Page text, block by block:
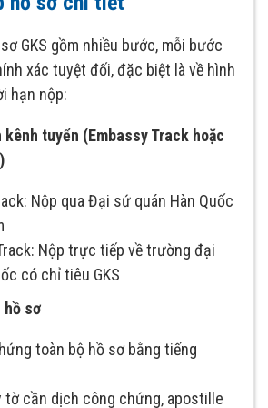
GKS gồm nhiều bước, mỗi bước
xác tuyệt đối, đặc biệt là về hình
hạn nộp:
tuyển (Embassy Track hoặc
Nộp qua Đại sứ quán Hàn Quốc
Nộp trực tiếp về trường đại
có chỉ tiêu GKS
hồ sơ
toàn bộ hồ sơ bằng tiếng
tờ cần dịch công chứng, apostille